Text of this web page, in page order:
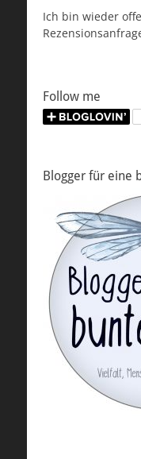
Ich bin wieder
Follow me
Blogger für eine